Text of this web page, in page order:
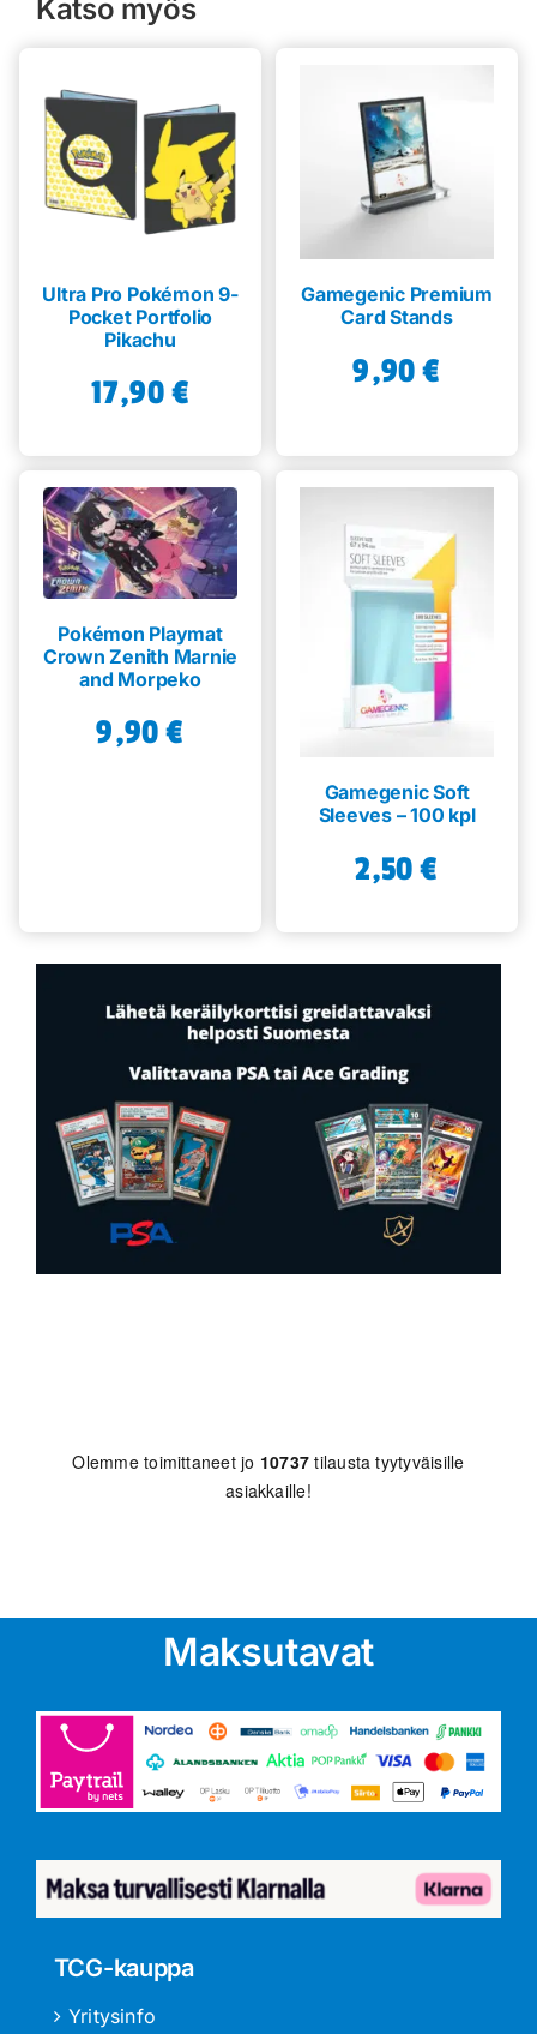
Katso myös
Ultra Pro Pokémon 9-
Pocket Portfolio
Pikachu
17,90€
Gamegenic Premium
Card Stands
9,90€
Pokémon Playmat
Crown Zenith Marnie
and Morpeko
9,90€
Gamegenic Soft
Sleeves – 100 kpl
2,50€
Olemme toimittaneet jo 10737 tilausta tyytyväisille
asiakkaille!
Maksutavat
TCG-kauppa
Yritysinfo